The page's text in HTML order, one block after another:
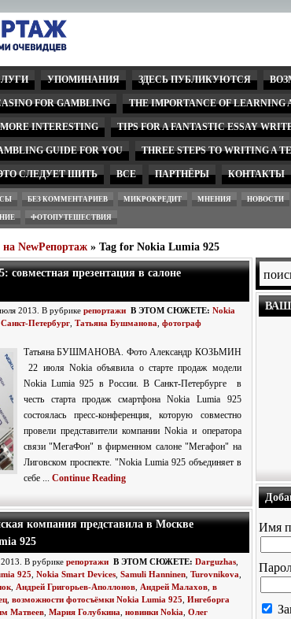
УПОМИНАНИЯ ЗДЕСЬ ПУБЛИКУЮТСЯ
FOR GAMBLING THE IMPORTANCE OF LEARNING
INTERESTING TIPS FOR A FANTASTIC ESSAY
GUIDE FOR YOU THREE STEPS TO WRITING A
СЛЕДУЕТ ШИТЬ ВСЕ ПАРТНЁРЫ КОНТАКТЫ
БЕЗ КОММЕНТАРИЕВ МИКРОКРЕДИТ МНЕНИЯ НОВОСТИ
ФОТОПУТЕШЕСТВИЯ
NewРепортаж » Tag for Nokia Lumia 925
презентация в салоне
2013. В рубрике репортажи В ЭТОМ СЮЖЕТЕ: Nokia
Санкт-Петербург Татьяна Бушманова фотограф
Татьяна БУШМАНОВА. Фото Александр КОЗЬМИН
22 июля Nokia объявила о старте продаж модели
Nokia Lumia 925 в России. В Санкт-Петербурге в
честь старта продаж смартфона Nokia Lumia 925
состоялась пресс-конференция, которую совместно
провели представители компании Nokia и оператора
связи "МегаФон" в фирменном салоне "Мегафон" на
Лиговском проспекте. "Nokia Lumia 925 объединяет в
себе ... Continue Reading
компания представила в Москве
925
В рубрике репортажи В ЭТОМ СЮЖЕТЕ: Darguzhas
925 Nokia Smart Devices Samuli Hanninen Turovnikova
Андрей Григорьев-Аполлонов Андрей Малахов в
возможности фотосъёмки Nokia Lumia 925 Ингеборга
Матвеев Мария Голубкина новинки Nokia Олег
Имя